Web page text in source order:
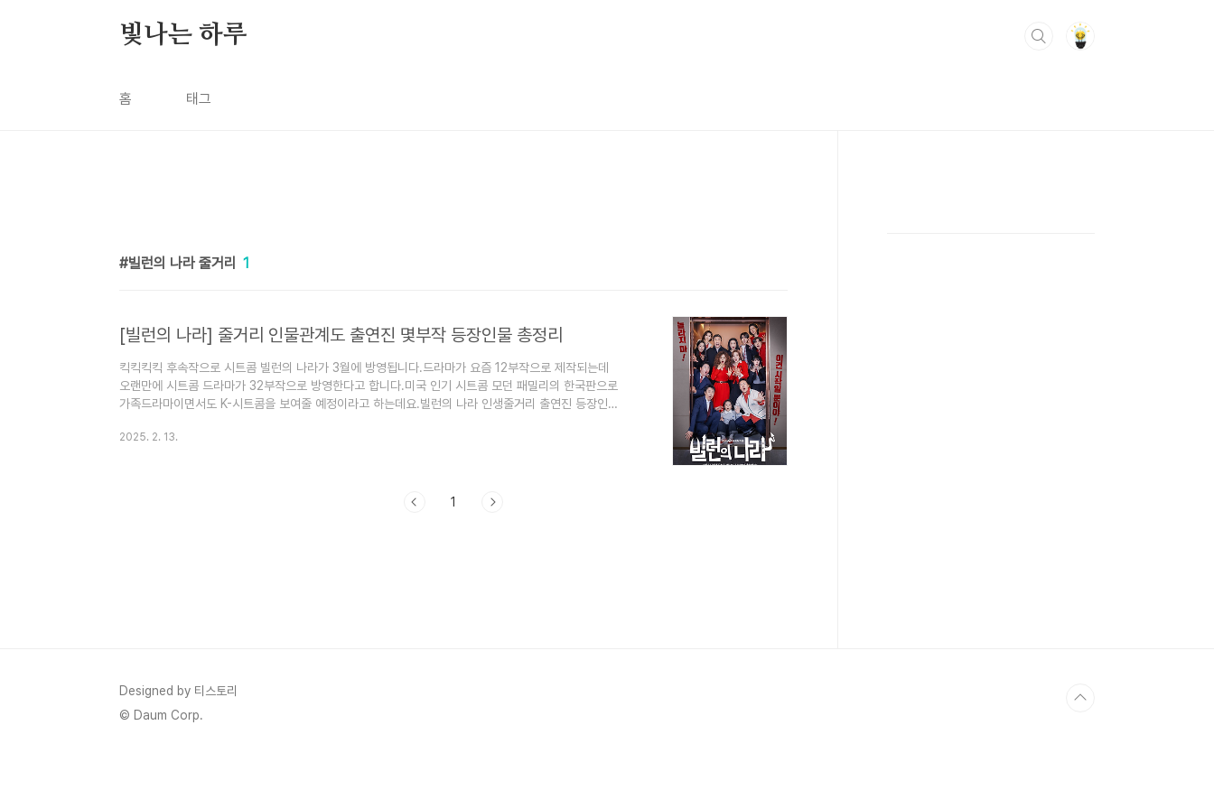
빛나는 하루
홈 태그
빌런의 나라 줄거리 1
[빌런의 나라] 줄거리 인물관계도 출연진 몇부작 등장인물 총정리
킥킥킥킥 후속작으로 시트콤 빌런의 나라가 3월에 방영됩니다.드라마가 요즘 12부작으로 제작되는데
오랜만에 시트콤 드라마가 32부작으로 방영한다고 합니다.미국 인기 시트콤 모던 패밀리의 한국판으로
가족드라마이면서도 K-시트콤을 보여줄 예정이라고 하는데요.빌런의 나라 인생줄거리 출연진 등장인물
마 장르는 가족 시트콤드라마입니다.빌런의 나라 드라마 방송은 2025년 3월 19일에 방영예정입니다.
2025. 2. 13.
1
Designed by 티스토리
© Daum Corp.